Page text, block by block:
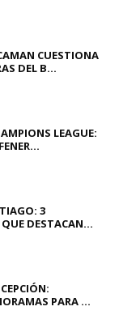
CUESTIONA
DEL B...
LEAGUE:
3
QUE DESTACAN...
PARA ...